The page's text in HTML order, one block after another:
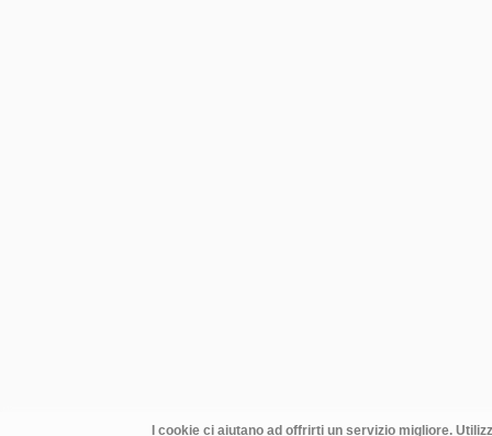
I cookie ci aiutano ad offrirti un servizio migliore.